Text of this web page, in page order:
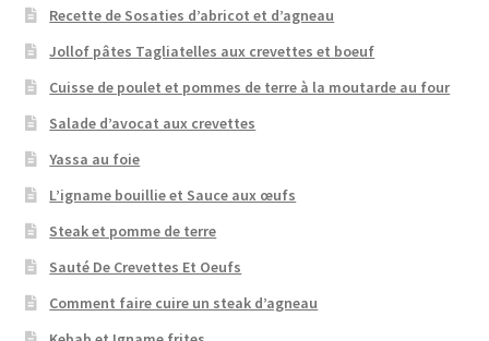
Recette de Sosaties d’abricot et d’agneau
Jollof pâtes Tagliatelles aux crevettes et boeuf
Cuisse de poulet et pommes de terre à la moutarde au four
Salade d’avocat aux crevettes
Yassa au foie
L’igname bouillie et Sauce aux œufs
Steak et pomme de terre
Sauté De Crevettes Et Oeufs
Comment faire cuire un steak d’agneau